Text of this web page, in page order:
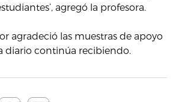
agregó la profesora.
agradeció las muestras de apoyo
diario continúa recibiendo.